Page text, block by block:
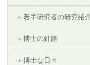
若手研究者の研究紹
博士の針路
博士な日々